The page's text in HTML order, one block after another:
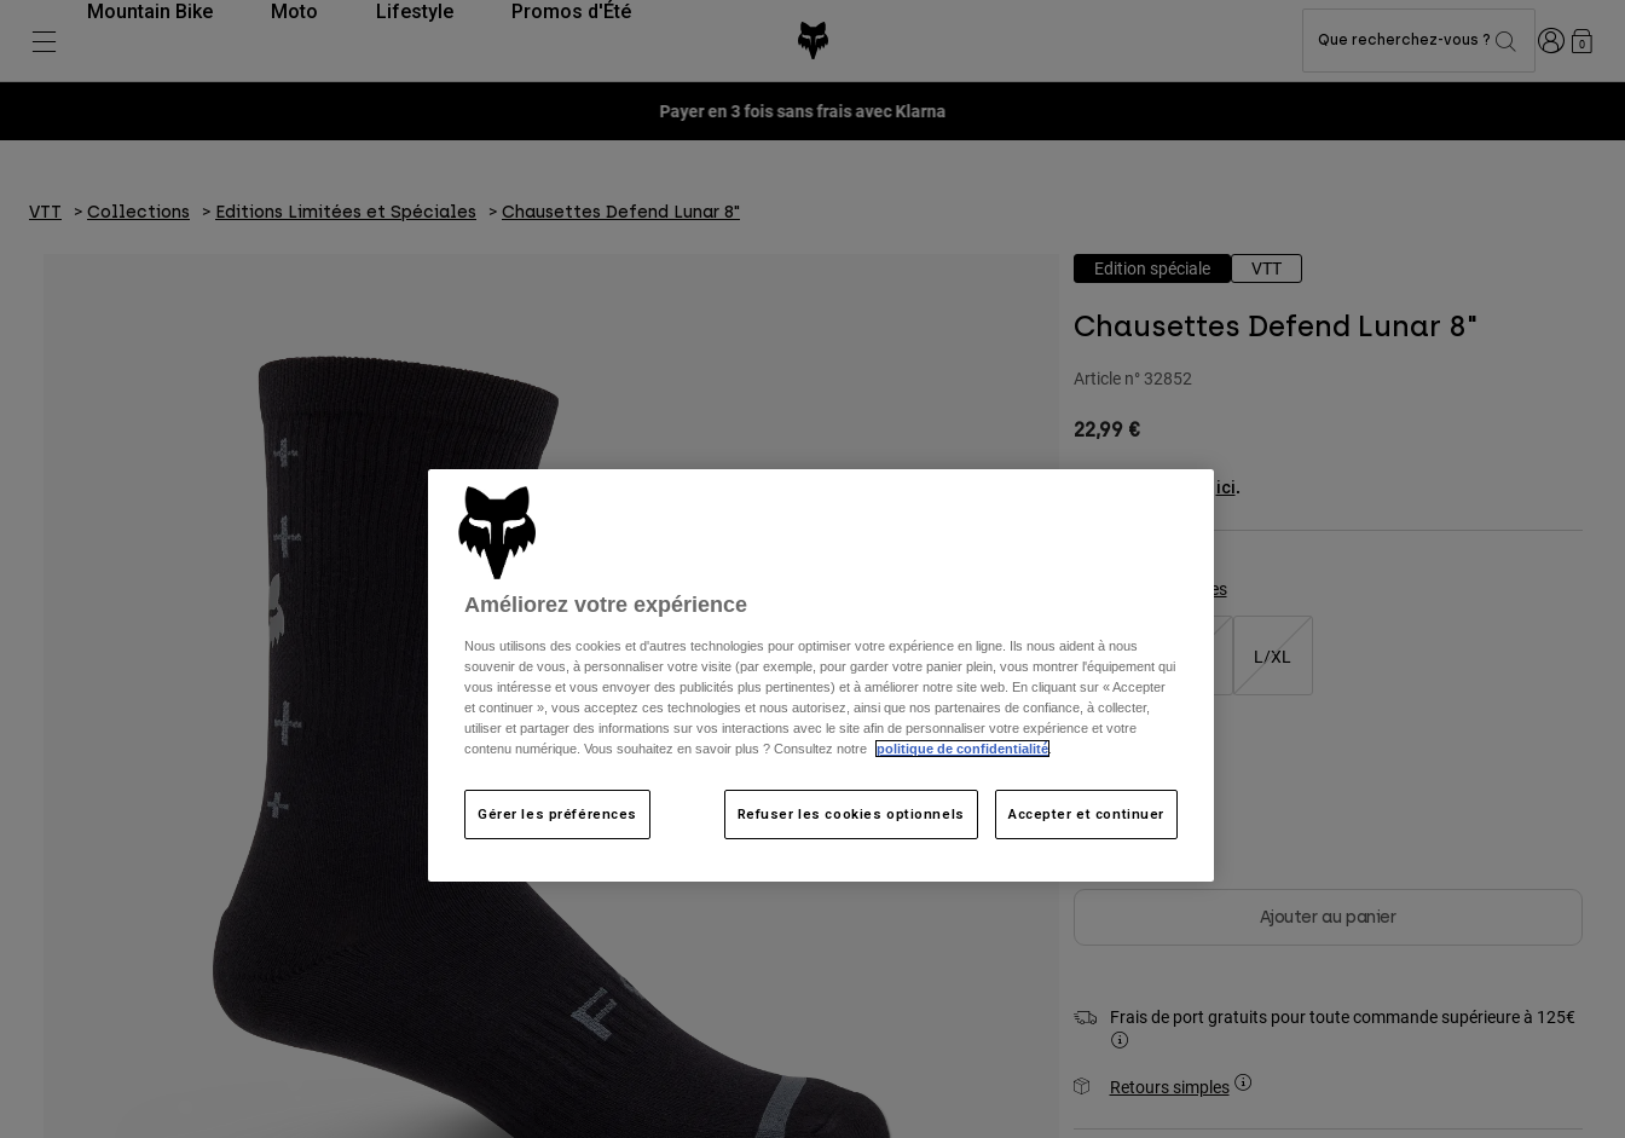
Mountain Bike Moto Lifestyle Promos d'Été
Que recherchez-vous ? Connexion
0
Fox LAB Capsule Collection -
VTT Collections Editions Limitées et Spéciales Chausettes Defend Lunar 8"
Edition spéciale VTT
Chausettes Defend Lunar 8"
Article n° 32852
22,99 €
ici.
Tableau des tailles
XS/S L/XL
Ajouter au panier
Frais de port gratuits pour toute commande supérieure à 125€
Retours simples
Améliorez votre expérience
Nous utilisons des cookies et d'autres technologies pour optimiser votre expérience en ligne. Ils nous aident à nous
souvenir de vous, à personnaliser votre visite (par exemple, pour garder votre panier plein, vous montrer l'équipement qui
vous intéresse et vous envoyer des publicités plus pertinentes) et à améliorer notre site web. En cliquant sur « Accepter
et continuer », vous acceptez ces technologies et nous autorisez, ainsi que nos partenaires de confiance, à collecter,
utiliser et partager des informations sur vos interactions avec le site afin de personnaliser votre expérience et votre
contenu numérique. Vous souhaitez en savoir plus ? Consultez notre
politique de confidentialité
Gérer les préférences Refuser les cookies optionnels Accepter et continuer